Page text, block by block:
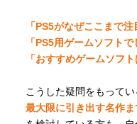
「PS5がなぜここまで注
「PS5用ゲームソフト
「おすすめゲームソフト
こうした疑問をもって
最大限に引き出す名作